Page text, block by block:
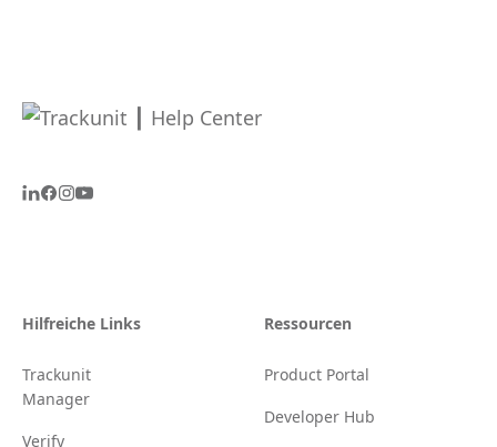
Hilfreiche Links
Trackunit
Manager
Verify
Ressourcen
Product Portal
Developer Hub